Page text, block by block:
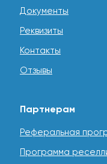
Документы
Реквизиты
Контакты
Отзывы
Партнерам
Реферальная
Программа